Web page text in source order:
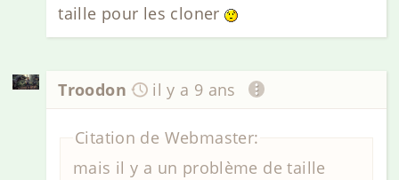
taille pour les cloner
Troodon il y a 9 ans
Citation de Webmaster:
mais il y a un problème de taille